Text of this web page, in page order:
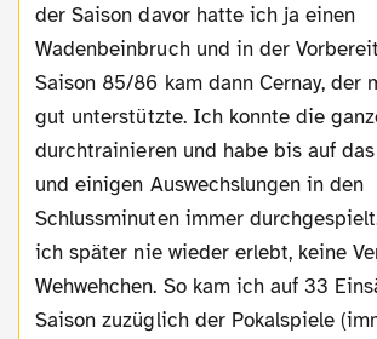
der Saison davor hatte ich ja einen
Wadenbeinbruch und in der
Saison 85/86 kam dann Cernay, der
gut unterstützte. Ich konnte die
durchtrainieren und habe bis auf
und einigen Auswechslungen in den
Schlussminuten immer
ich später nie wieder erlebt, keine
Wehwehchen. So kam ich auf 33
Saison zuzüglich der Pokalspiele